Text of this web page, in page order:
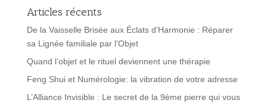
Articles récents
De la Vaisselle Brisée aux Éclats d’Harmonie : Réparer
sa Lignée familiale par l’Objet
Quand l’objet et le rituel deviennent une thérapie
Feng Shui et Numérologie: la vibration de votre adresse
L’Alliance Invisible : Le secret de la 9ème pierre qui vous